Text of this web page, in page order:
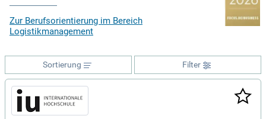
Zur Berufsorientierung im Bereich
Logistikmanagement
Filter
Sortierung